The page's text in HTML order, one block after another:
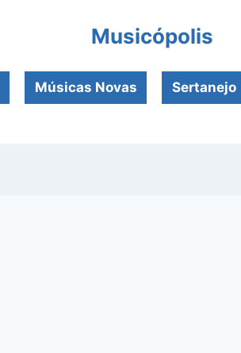
Musicópolis
Músicas Novas Sertanejo